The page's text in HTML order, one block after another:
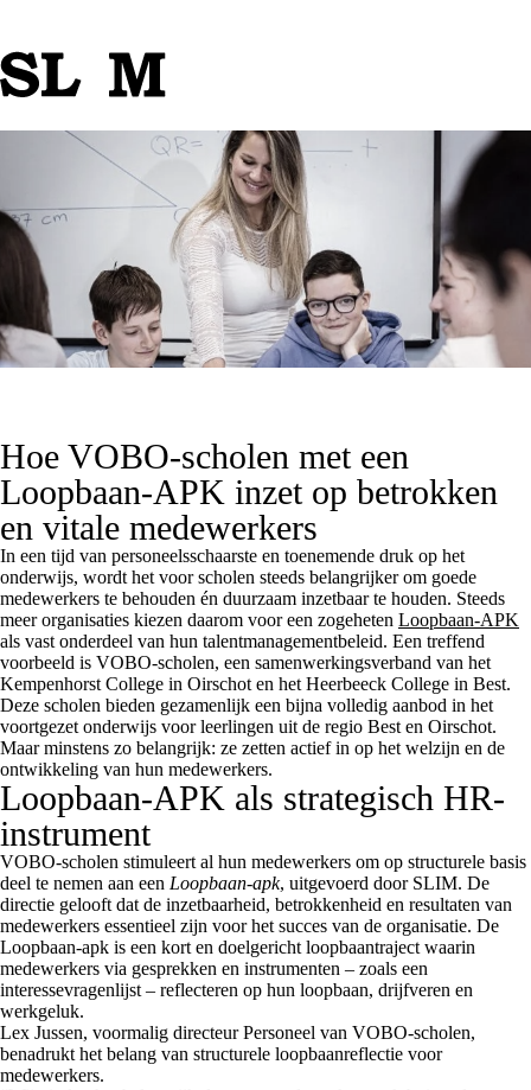
Hoe VOBO-scholen met een
Loopbaan-APK inzet op betrokken
en vitale medewerkers
In een tijd van personeelsschaarste en toenemende druk op het
onderwijs, wordt het voor scholen steeds belangrijker om goede
medewerkers te behouden én duurzaam inzetbaar te houden. Steeds
meer organisaties kiezen daarom voor een zogeheten Loopbaan-APK
als vast onderdeel van hun talentmanagementbeleid. Een treffend
voorbeeld is VOBO-scholen, een samenwerkingsverband van het
Kempenhorst College in Oirschot en het Heerbeeck College in Best.
Deze scholen bieden gezamenlijk een bijna volledig aanbod in het
voortgezet onderwijs voor leerlingen uit de regio Best en Oirschot.
Maar minstens zo belangrijk: ze zetten actief in op het welzijn en de
ontwikkeling van hun medewerkers.
Loopbaan-APK als strategisch HR-
instrument
VOBO-scholen stimuleert al hun medewerkers om op structurele basis
deel te nemen aan een Loopbaan-apk, uitgevoerd door SLIM. De
directie gelooft dat de inzetbaarheid, betrokkenheid en resultaten van
medewerkers essentieel zijn voor het succes van de organisatie. De
Loopbaan-apk is een kort en doelgericht loopbaantraject waarin
medewerkers via gesprekken en instrumenten – zoals een
interessevragenlijst – reflecteren op hun loopbaan, drijfveren en
werkgeluk.
Lex Jussen, voormalig directeur Personeel van VOBO-scholen,
benadrukt het belang van structurele loopbaanreflectie voor
medewerkers.